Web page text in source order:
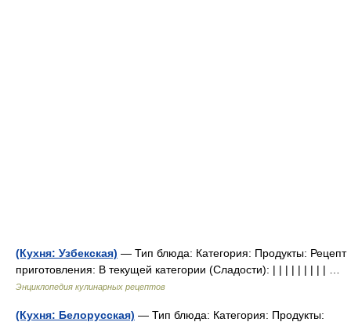
(Кухня: Узбекская) — Тип блюда: Категория: Продукты: Рецепт
приготовления: В текущей категории (Сладости): | | | | | | | | | …
Энциклопедия кулинарных рецептов
(Кухня: Белорусская) — Тип блюда: Категория: Продукты: